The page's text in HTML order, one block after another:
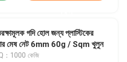
গদি হোল জন্য প্লাস্টিকের
মেষ নেট 6mm 60g / Sqm খুলুন
：1000 কেজি